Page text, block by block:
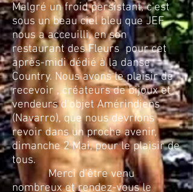
Malgré un froid persistant, c'est
sous un beau ciel bleu que JEF
nous a acceuilli, en son
restaurant des Fleurs pour cet
après-midi dédié à la danse
Country. Nous avons le plaisir de
recevoir , créateurs de bijoux et
vendeurs d'objet Amérindiens
(Navarro), que nous devrions
revoir dans un proche avenir,
dimanche 2 Mai, pour le plaisir de
tous.
Merci d'être venu
nombreux et rendez-vous le